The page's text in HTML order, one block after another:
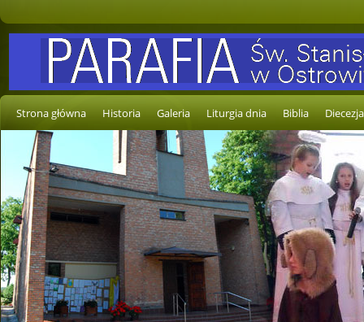
Strona główna Historia Galeria Liturgia dnia Biblia